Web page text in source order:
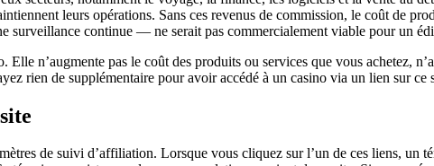
leurs opérations. Sans ces revenus de commission, le coût de
surveillance continue — ne serait pas commercialement viable pour un
n’augmente pas le coût des produits ou services que vous achetez,
rien de supplémentaire pour avoir accédé à un casino via un lien sur ce
de suivi d’affiliation. Lorsque vous cliquez sur l’un de ces liens, un